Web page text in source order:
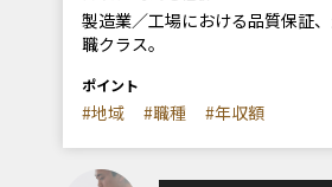
製造業／工場における品質保証
職クラス。
ポイント
#地域 #職種 #年収額